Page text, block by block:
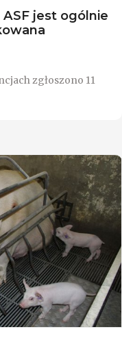
jest ogólnie
zgłoszono 11